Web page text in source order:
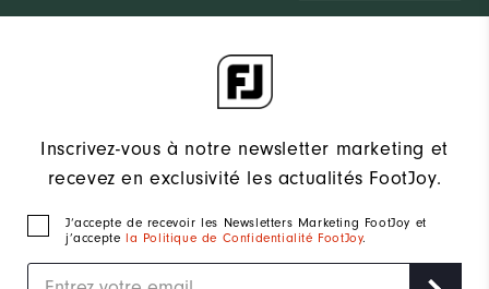
Inscrivez-vous à notre newsletter marketing et
recevez en exclusivité les actualités FootJoy.
J‘accepte de recevoir les Newsletters Marketing FootJoy et
j’accepte la Politique de Confidentialité FootJoy.